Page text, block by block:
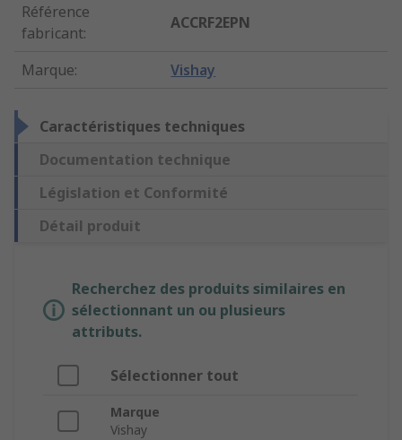
Référence
fabricant:
ACCRF2EPN
Marque: Vishay
Caractéristiques techniques
Documentation technique
Législation et Conformité
Détail produit
Recherchez des produits similaires en
sélectionnant un ou plusieurs
attributs.
Sélectionner tout
Marque
Vishay